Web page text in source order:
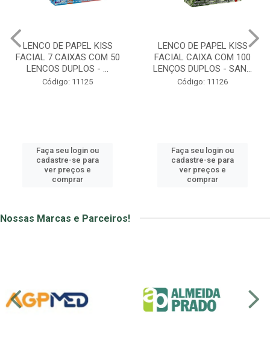
LENCO DE PAPEL KISS
FACIAL CAIXA COM 100
LENÇOS DUPLOS - SAN...
Código: 11126
Faça seu login ou
cadastre-se para
ver preços e
comprar
LENCO DE PAPEL KISS
FOLHA TRIPLA DISPLAY C/
28 PACOTES C/ 10...
Código: 11127
Faça seu login ou
cadastre-se para
ver preços e
comprar
Nossas Marcas e Parceiros!